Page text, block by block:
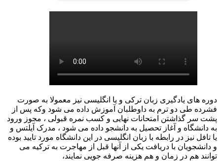
دوره های یادگیری زبان ترکی و یا انگلیسی نیز معمولا به صورت
فشرده طی دو ترم به داوطلبان آموزش داده می شود وکه پس از
پشت سر گذاشتن امتحانات نهایی و کسب نمره قبولی ، مجوز ورود
به دانشگاه و آغاز تحصیل به دانشجو داده می شود ، مدرک آیلتس و
یا تافل نیز در رابطه با زبان انگلیسی در این دانشگاه مورد تایید بوده
و دانشجویان با دریافت یکی از آنها قبل از مهاجرت به ترکیه می
توانند هم در زمان و هم هزینه صرفه جویی نمایند،